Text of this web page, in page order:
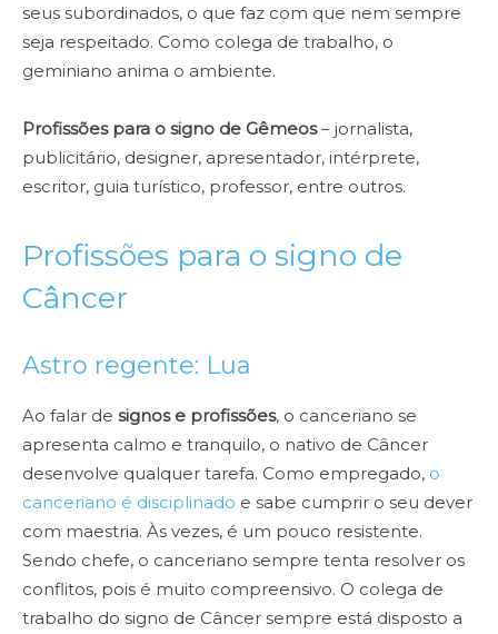
seus subordinados, o que faz com que nem sempre
seja respeitado. Como colega de trabalho, o
geminiano anima o ambiente.
Profissões para o signo de Gêmeos– jornalista,
publicitário, designer, apresentador, intérprete,
escritor, guia turístico, professor, entre outros.
Profissões para o signo de
Câncer
Astro regente: Lua
Ao falar de signos e profissões, o canceriano se
apresenta calmo e tranquilo, o nativo de Câncer
desenvolve qualquer tarefa. Como empregado, o
canceriano é disciplinado e sabe cumprir o seu dever
com maestria. Às vezes, é um pouco resistente.
Sendo chefe, o canceriano sempre tenta resolver os
conflitos, pois é muito compreensivo. O colega de
trabalho do signo de Câncer sempre está disposto a